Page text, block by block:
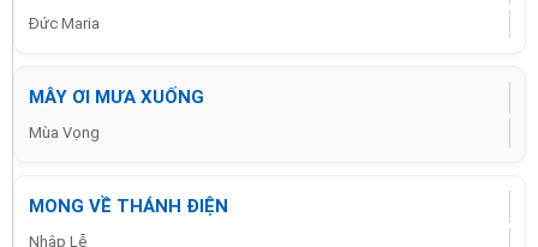
Đức Maria
MÂY ƠI MƯA XUỐNG
Mùa Vọng
MONG VỀ THÁNH ĐIỆN
Nhập Lễ